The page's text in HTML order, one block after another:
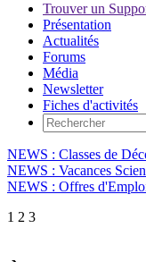
Trouver un
Présentation
Actualités
Forums
Média
Newsletter
Fiches d'activités
NEWS : Classes de
NEWS : Vacances
NEWS : Offres
1 2 3